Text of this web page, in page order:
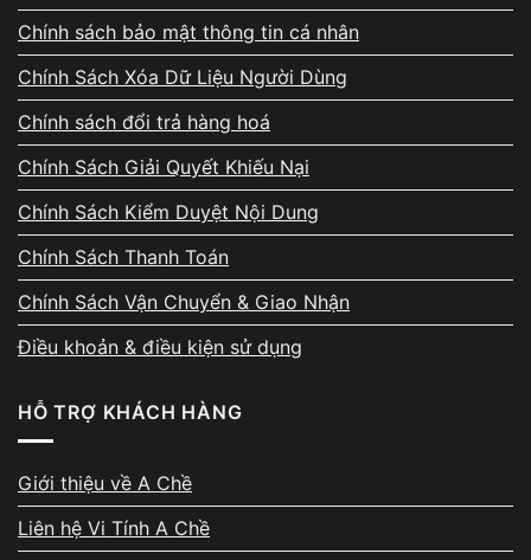
Chính sách bảo mật thông tin cá nhân
Chính Sách Xóa Dữ Liệu Người Dùng
Chính sách đổi trả hàng hoá
Chính Sách Giải Quyết Khiếu Nại
Chính Sách Kiểm Duyệt Nội Dung
Chính Sách Thanh Toán
Chính Sách Vận Chuyển & Giao Nhận
Điều khoản & điều kiện sử dụng
HỖ TRỢ KHÁCH HÀNG
Giới thiệu về A Chề
Liên hệ Vi Tính A Chề